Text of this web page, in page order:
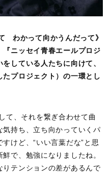
わかって向かうんだって》
『ニッセイ青春エールプロジ
している人たちに向けて、
プロジェクト）の一環とし
て、それを繋ぎ合わせて曲
持ち、立ち向かっていくパ
けど、“いい言葉だな”と思
で、勉強になりましたね。
テンションの差があるんで